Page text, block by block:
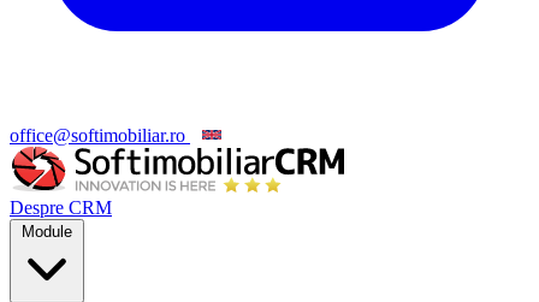
office@softimobiliar.ro
Despre CRM
Module